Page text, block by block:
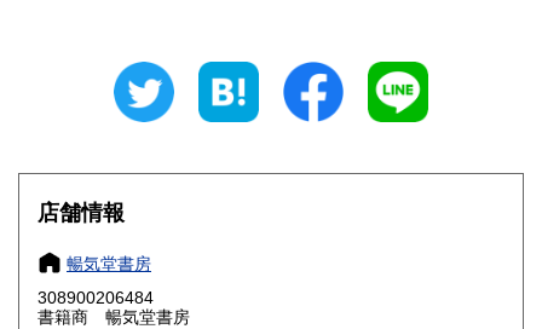
180円 三重県
大阪府
奈良県
鳥取県
店舗情報
暢気堂書房
308900206484
書籍商 暢気堂書房